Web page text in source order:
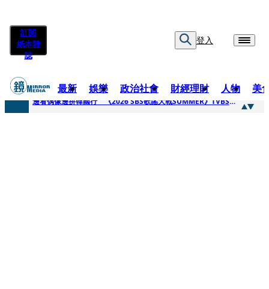
訂閱
紙本雜
誌
登入
最新 娛樂 政治社會 財經理財 人物 美
快訊
邊看偶像邊拚韓國行 《2026 SBS歌謠大戰SUMMER》TVBS直播祭追星福利